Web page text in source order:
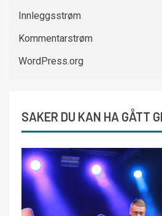
Innleggsstrøm
Kommentarstrøm
WordPress.org
SAKER DU KAN HA GÅTT